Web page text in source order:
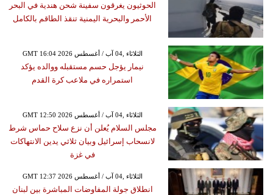
الحوثيون يغرقون سفينة شحن هندية في البحر
الأحمر والبحرية اليمنية تنقذ الطاقم بالكامل
GMT 16:04 2026 الثلاثاء ,04 آب / أغسطس
نيمار يؤجل حسم مستقبله ووالده يؤكد
استمراره في ملاعب كرة القدم
GMT 12:50 2026 الثلاثاء ,04 آب / أغسطس
مجلس السلام يُعلن أن نزع سلاح حماس شرط
لانسحاب إسرائيل وبيان ثلاثي يدين الانتهاكات
في غزة
GMT 12:37 2026 الثلاثاء ,04 آب / أغسطس
انطلاق جولة المفاوضات المباشرة بين لبنان